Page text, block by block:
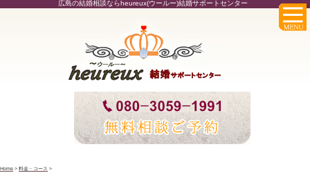
広島の結婚相談ならheureux(ウールー)結婚サポートセンター
へ
Home > 料金・コース >